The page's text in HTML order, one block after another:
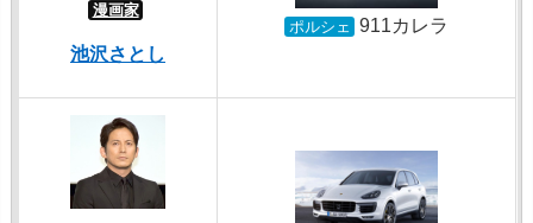
漫画家
池沢さとし
ポルシェ 911カレラ